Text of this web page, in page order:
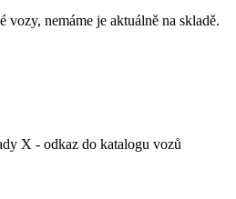
vozy, nemáme je aktuálně na skladě.